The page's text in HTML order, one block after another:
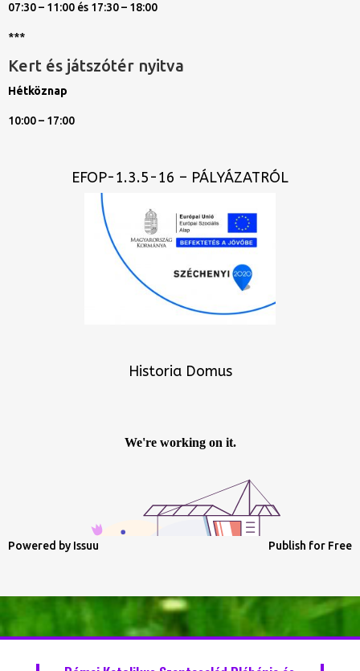
07:30 – 11:00 és 17:30 – 18:00
***
Kert és játszótér nyitva
Hétköznap
10:00 – 17:00
EFOP-1.3.5-16 – PÁLYÁZATRÓL
Historia Domus
Powered by Issuu Publish for Free